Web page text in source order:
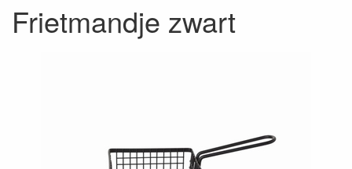
Frietmandje zwart